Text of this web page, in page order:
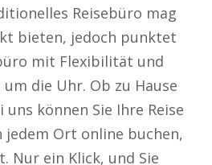
Reisebüro mag
bieten, jedoch punktet
mit Flexibilität und
die Uhr. Ob zu Hause
können Sie Ihre Reise
jedem Ort online buchen,
Nur ein Klick, und Sie